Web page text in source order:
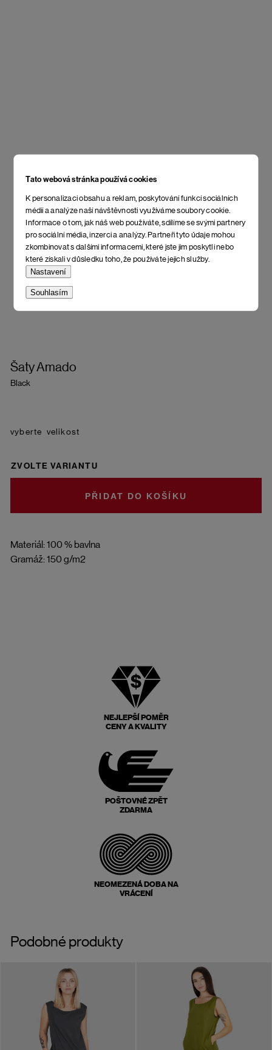
Tato webová stránka používá cookies
K personalizaci obsahu a reklam, poskytování funkcí sociálních
médií a analýze naší návštěvnosti využíváme soubory cookie.
Informace o tom, jak náš web používáte, sdílíme se svými partnery
pro sociální média, inzerci a analýzy. Partneři tyto údaje mohou
zkombinovat s dalšími informacemi, které jste jim poskytli nebo
které získali v důsledku toho, že používáte jejich služby.
Nastavení
Souhlasím
Šaty Amado
Black
Materiál: 100 % bavlna
Gramáž: 150 g/m2
velikost
ZVOLTE VARIANTU
DO KOŠÍKU
NEJLEPŠÍ POMĚR
CENY A KVALITY
POŠTOVNÉ ZPĚT
ZDARMA
NEOMEZENÁ DOBA NA
VRÁCENÍ
Podobné produkty